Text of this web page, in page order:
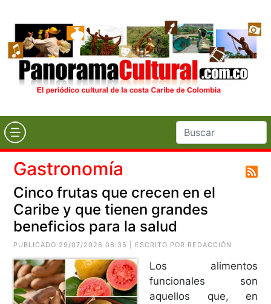
Gastronomía
Cinco frutas que crecen en el
Caribe y que tienen grandes
beneficios para la salud
PUBLICADO 29/07/2026 06:35 | ESCRITO POR REDACCIÓN
Los alimentos
funcionales son
aquellos que, en